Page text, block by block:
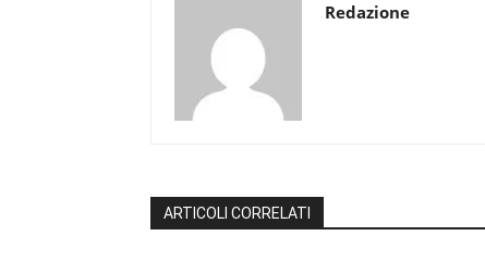
Redazione
ARTICOLI CORRELATI